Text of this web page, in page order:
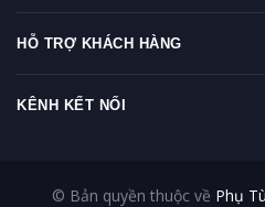
HỖ TRỢ KHÁCH HÀNG
KÊNH KẾT NỐI
© Bản quyền thuộc về Phụ